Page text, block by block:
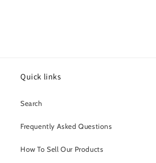
Quick links
Search
Frequently Asked Questions
How To Sell Our Products